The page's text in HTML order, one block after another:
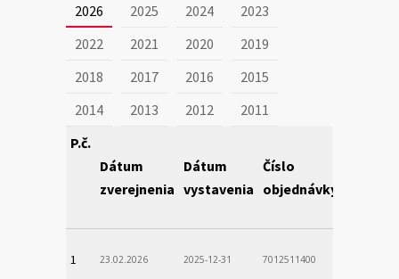
2026 2025 2024
2023
2022
2021 2020
2019
2018
2017 2016
2015
2014
2013 2012
2011
P.č.
Dátum
zverejnenia
Dátum
vystavenia
Číslo
objednávky
1 23.02.2026 2025-12-31 7012511400